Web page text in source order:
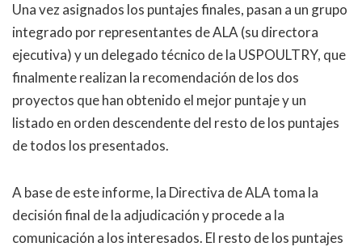
Una vez asignados los puntajes finales, pasan a un grupo
integrado por representantes de ALA (su directora
ejecutiva) y un delegado técnico de la USPOULTRY, que
finalmente realizan la recomendación de los dos
proyectos que han obtenido el mejor puntaje y un
listado en orden descendente del resto de los puntajes
de todos los presentados.
A base de este informe, la Directiva de ALA toma la
decisión final de la adjudicación y procede a la
comunicación a los interesados. El resto de los puntajes